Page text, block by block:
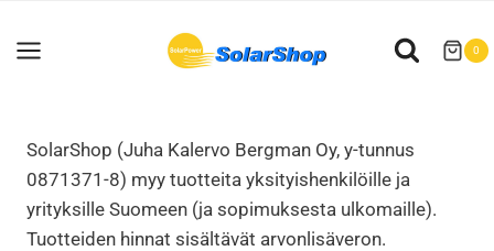
sisältöön
0
SolarShop (Juha Kalervo Bergman Oy, y-tunnus
0871371-8) myy tuotteita yksityishenkilöille ja
yrityksille Suomeen (ja sopimuksesta ulkomaille).
Tuotteiden hinnat sisältävät arvonlisäveron.